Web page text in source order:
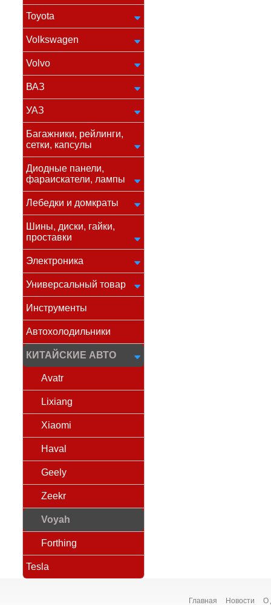
Toyota
Volkswagen
Volvo
ВАЗ
УАЗ
Багажники, рейлинги,
сетки, капсулы
Диодные панели,
фараискатели, лампы
Лебедки и домкраты
Шины, диски, гайки,
проставки
Электроника
Универсальный товар
Инструменты
Автохолодильники
КИТАЙСКИЕ АВТО
Avatr
Lixiang
Xiaomi
Haval
Geely
Zeekr
Voyah
Forthing
Tesla
Главная Новости О